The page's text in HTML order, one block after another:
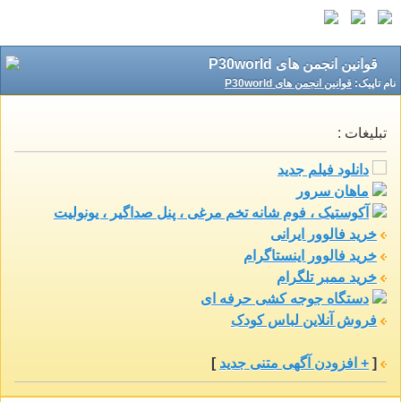
قوانين انجمن های P30world
نام تاپيک: قوانين انجمن های P30world
تبلیغات :
دانلود فیلم جدید
ماهان سرور
آکوستیک ، فوم شانه تخم مرغی ، پنل صداگیر ، یونولیت
خرید فالوور ایرانی
خرید فالوور اینستاگرام
خرید ممبر تلگرام
دستگاه جوجه کشی حرفه ای
فروش آنلاین لباس کودک
[ + افزودن آگهی متنی جدید ]